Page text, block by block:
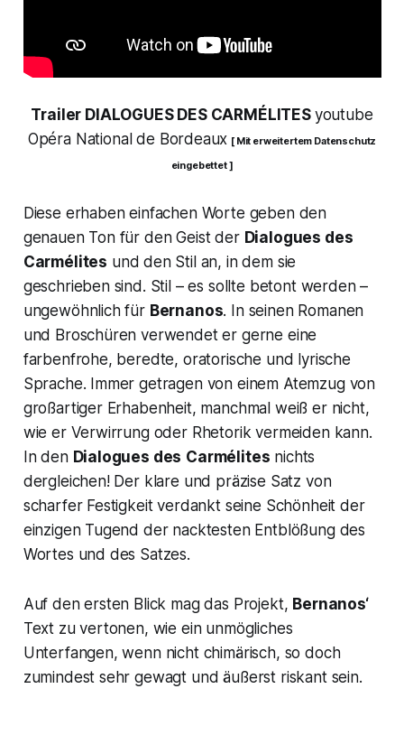
Trailer DIALOGUES DES CARMÉLITES youtube
Opéra National de Bordeaux [ Mit erweitertem Datenschutz
eingebettet ]
Diese erhaben einfachen Worte geben den
genauen Ton für den Geist der Dialogues des
Carmélites und den Stil an, in dem sie
geschrieben sind. Stil – es sollte betont werden –
ungewöhnlich für Bernanos. In seinen Romanen
und Broschüren verwendet er gerne eine
farbenfrohe, beredte, oratorische und lyrische
Sprache. Immer getragen von einem Atemzug von
großartiger Erhabenheit, manchmal weiß er nicht,
wie er Verwirrung oder Rhetorik vermeiden kann.
In den Dialogues des Carmélites nichts
dergleichen! Der klare und präzise Satz von
scharfer Festigkeit verdankt seine Schönheit der
einzigen Tugend der nacktesten Entblößung des
Wortes und des Satzes.
Auf den ersten Blick mag das Projekt, Bernanos‘
Text zu vertonen, wie ein unmögliches
Unterfangen, wenn nicht chimärisch, so doch
zumindest sehr gewagt und äußerst riskant sein.